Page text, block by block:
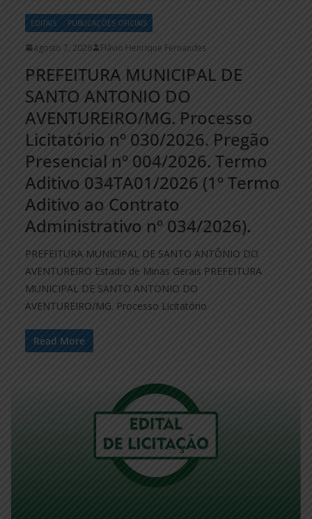
EDITAIS PUBLICAÇÕES OFICIAIS
agosto 7, 2026 Flávio Henrique Fernandes
PREFEITURA MUNICIPAL DE
SANTO ANTONIO DO
AVENTUREIRO/MG. Processo
Licitatório nº 030/2026. Pregão
Presencial nº 004/2026. Termo
Aditivo 034TA01/2026 (1º Termo
Aditivo ao Contrato
Administrativo nº 034/2026).
PREFEITURA MUNICIPAL DE SANTO ANTÔNIO DO
AVENTUREIRO Estado de Minas Gerais PREFEITURA
MUNICIPAL DE SANTO ANTONIO DO
AVENTUREIRO/MG. Processo Licitatório
Read More